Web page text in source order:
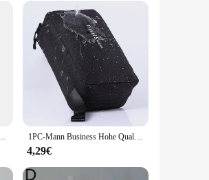
addition to any room, while
making it a practical
and clutter-free.
to any product line. The
a practical storage solution to
Aufbewahrungskorb, Heimsortiment, Box, Wäscheboxen 1PC-Mann Business Hohe Qualität Frauen Make-Up Taschen Reise Kosmetik Tasche Toilettenartikel Organizer Wasserdichte Lagerung Neceser Hängen Fledermaus
4,29€